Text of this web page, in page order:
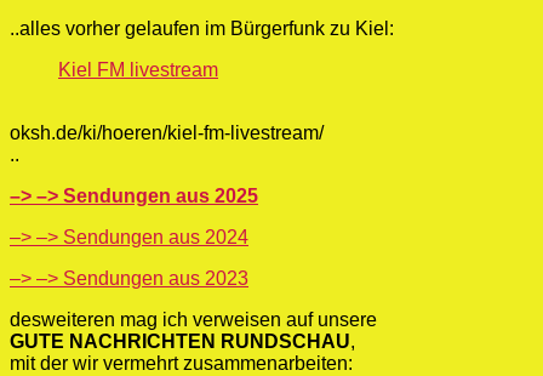
..alles vorher gelaufen im Bürgerfunk zu Kiel:
Kiel FM livestream
oksh.de/ki/hoeren/kiel-fm-livestream/
..
–> –> Sendungen aus 2025
–> –> Sendungen aus 2024
–> –> Sendungen aus 2023
desweiteren mag ich verweisen auf unsere
GUTE NACHRICHTEN RUNDSCHAU,
mit der wir vermehrt zusammenarbeiten: